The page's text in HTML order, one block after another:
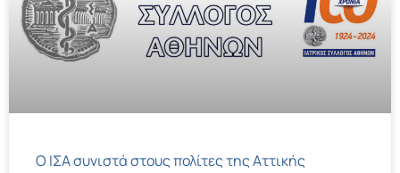
Ο ΙΣΑ συνιστά στους πολίτες της Αττικής